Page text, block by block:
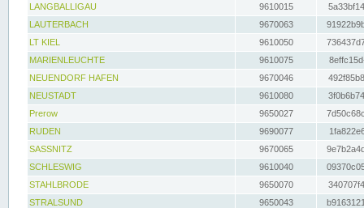
LANGBALLIGAU
9610015
LAUTERBACH
9670063
LT KIEL
9610050
MARIENLEUCHTE
9610075
NEUENDORF HAFEN
9670046
NEUSTADT
9610080
Prerow
9650027
RUDEN
9690077
SASSNITZ
9670065
SCHLESWIG
9610040
STAHLBRODE
9650070
STRALSUND
9650043